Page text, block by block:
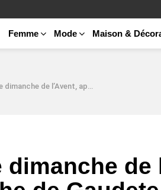
Femme Mode Maison &
appelé dimanche de Gaudete, célèbre la joie ?
de